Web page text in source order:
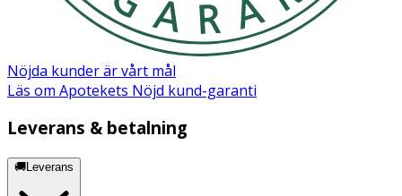
Nöjda kunder är vårt mål
Läs om Apotekets Nöjd kund-garanti
Leverans & betalning
🚚Leverans